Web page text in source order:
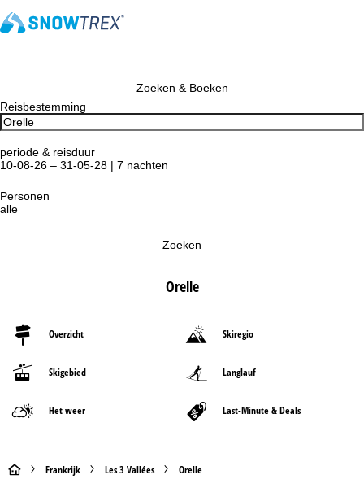
Zoeken & Boeken
Reisbestemming
periode & reisduur
10-08-26 – 31-05-28 | 7 nachten
Personen
alle
Zoeken
Orelle
Overzicht Skiregio
Skigebied Langlauf
Het weer Last-Minute & Deals
S Frankrijk Les 3 Vallées Orelle